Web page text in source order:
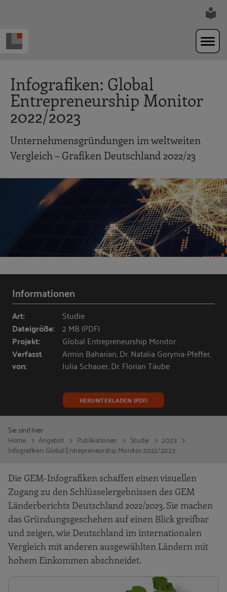
Infografiken: Global
Entrepreneurship Monitor
2022/2023
Unternehmensgründungen im weltweiten
Vergleich – Grafiken Deutschland 2022/23
Informationen
Art: Studie
Dateigröße: 2 MB (PDF)
Projekt: Global Entrepreneurship Monitor
Verfasst
von:
Armin Baharian, Dr. Natalia Gorynia-Pfeffer,
Julia Schauer, Dr. Florian Täube
HERUNTERLADEN (PDF)
Sie sind hier:
Home
Angebot Publikationen Studie
2023
Infografiken: Global Entrepreneurship Monitor 2022/2023
Die GEM-Infografiken schaffen einen visuellen
Zugang zu den Schlüsselergebnissen des GEM
Länderberichts Deutschland 2022/2023. Sie machen
das Gründungsgeschehen auf einen Blick greifbar
und zeigen, wie Deutschland im internationalen
Vergleich mit anderen ausgewählten Ländern mit
hohem Einkommen abschneidet.